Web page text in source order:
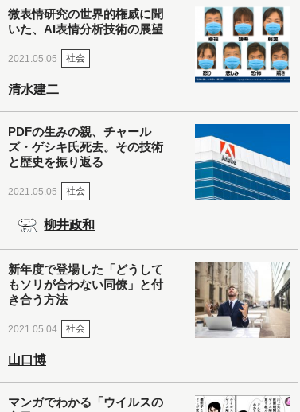
微表情研究の世界的権威に聞
いた、AI表情分析技術の展望
2021.05.05 社会
清水建二
PDFの生みの親、チャール
ズ・ゲシキ氏死去。その技術
と歴史を振り返る
2021.05.05 社会
柳井政和
新年度で登場した「どうして
もソリが合わない同僚」と付
き合う方法
2021.05.04 社会
山口博
マンガでわかる「ウイルスの